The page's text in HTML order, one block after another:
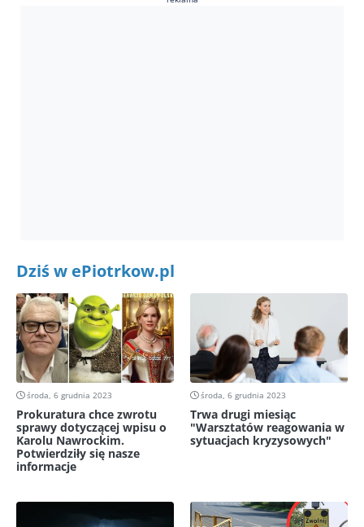
Dziś w ePiotrkow.pl
środa, 6 grudnia 2023
Prokuratura chce zwrotu
sprawy dotyczącej wpisu o
Karolu Nawrockim.
Potwierdziły się nasze
informacje
środa, 6 grudnia 2023
Trwa drugi miesiąc
"Warsztatów reagowania w
sytuacjach kryzysowych"